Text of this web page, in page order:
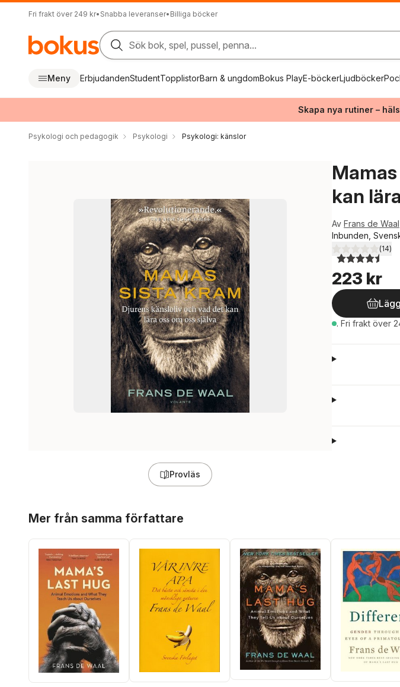
Fri frakt över 249 kr• Snabba leveranser• Billiga böcker
Sök bok, spel, pussel, penna...
Meny ErbjudandenStudentTopplistorBarn & ungdomBokus PlayE-böckerLjudböcker
Skapa nya rutiner –
Psykologi och pedagogik Psykologi Psykologi: känslor
Provläs
kan
Av Frans de Waal
Inbunden,
4,5utav 5 (14)
223 kr
. Fri frakt över
Mer från samma författare